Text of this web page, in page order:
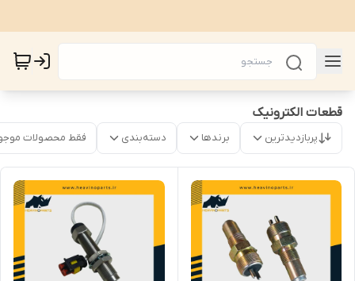
قطعات الکترونیک
پربازدیدترین برندها دسته‌بندی فقط محصولات